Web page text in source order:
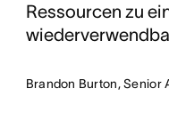
Ressourcen zu
Brandon Burton, Senior